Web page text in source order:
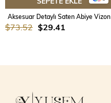
Aksesuar Detaylı Saten Abiye Vizon
$29.41
$73.52